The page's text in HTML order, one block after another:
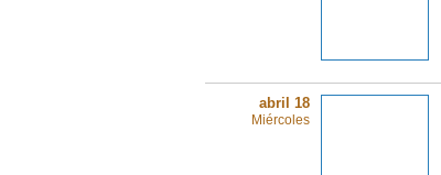
abril 18
Miércoles